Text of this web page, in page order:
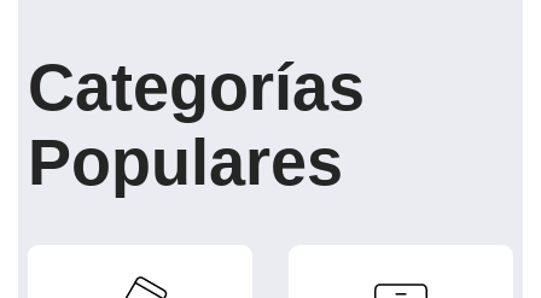
Categorías
Populares